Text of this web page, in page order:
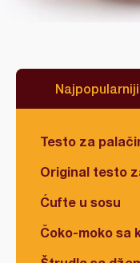
Najpopularniji
Testo za
Original testo
Ćufte u sosu
Čoko-moko sa